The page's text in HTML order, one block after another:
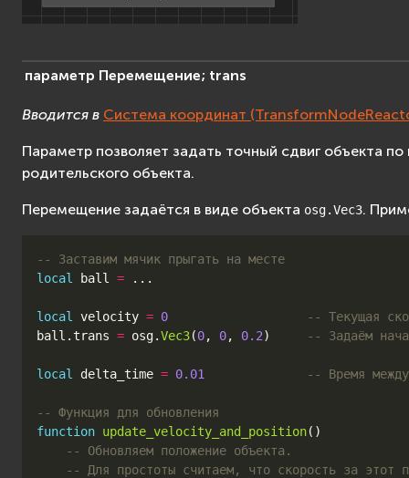
параметр Перемещение; trans
Вводится в Система координат
Параметр позволяет задать точный сдвиг объекта
родительского объекта.
Перемещение задаётся в виде объекта osg.Vec3.
-- Заставим мячик прыгать на месте
local
ball = ...
local velocity = 0
-- Текущая
ball . trans = osg.Vec3(0, 0, 0.2) -- Задаём
local delta_time = 0.01 -- Время
-- Функция для обновления
function update_velocity_and_position()
-- Обновляем положение объекта.
-- Для простоты считаем, что скорость за этот